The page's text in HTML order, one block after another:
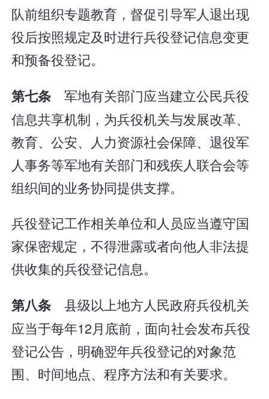
队前组织专题教育，督促引导军人退出现
役后按照规定及时进行兵役登记信息变更
和预备役登记。
第七条军地有关部门应当建立公民兵役
信息共享机制，为兵役机关与发展改革、
教育、公安、人力资源社会保障、退役军
人事务等军地有关部门和残疾人联合会等
组织间的业务协同提供支撑。
兵役登记工作相关单位和人员应当遵守国
家保密规定，不得泄露或者向他人非法提
供收集的兵役登记信息。
第八条县级以上地方人民政府兵役机关
应当于每年12月底前，面向社会发布兵役
登记公告，明确翌年兵役登记的对象范
围、时间地点、程序方法和有关要求。